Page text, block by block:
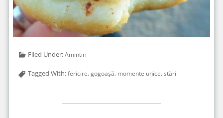
Filed Under:Amintiri
Tagged With:fericire,gogoașă, momente unice,stări